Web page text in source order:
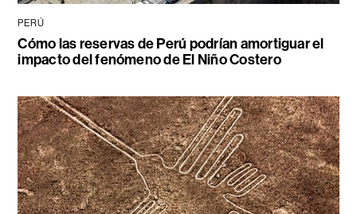
PERÚ
Cómo las reservas de Perú podrían amortiguar el
impacto del fenómeno de El Niño Costero